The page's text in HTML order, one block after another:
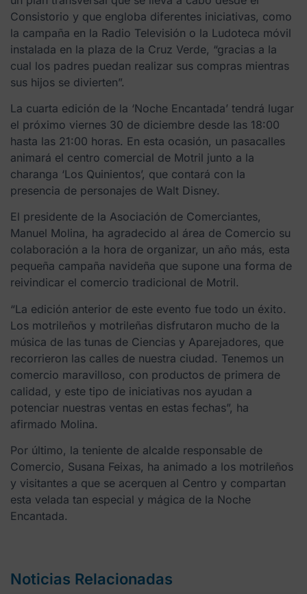
Consistorio y que engloba diferentes iniciativas, como
la campaña en la Radio Televisión o la Ludoteca móvil
instalada en la plaza de la Cruz Verde, “gracias a la
cual los padres puedan realizar sus compras mientras
sus hijos se divierten”.
La cuarta edición de la ‘Noche Encantada’ tendrá lugar
el próximo viernes 30 de diciembre desde las 18:00
hasta las 21:00 horas. En esta ocasión, un pasacalles
animará el centro comercial de Motril junto a la
charanga ‘Los Quinientos’, que contará con la
presencia de personajes de Walt Disney.
El presidente de la Asociación de Comerciantes,
Manuel Molina, ha agradecido al área de Comercio su
colaboración a la hora de organizar, un año más, esta
pequeña campaña navideña que supone una forma de
reivindicar el comercio tradicional de Motril.
“La edición anterior de este evento fue todo un éxito.
Los motrileños y motrileñas disfrutaron mucho de la
música de las tunas de Ciencias y Aparejadores, que
recorrieron las calles de nuestra ciudad. Tenemos un
comercio maravilloso, con productos de primera de
calidad, y este tipo de iniciativas nos ayudan a
potenciar nuestras ventas en estas fechas”, ha
afirmado Molina.
Por último, la teniente de alcalde responsable de
Comercio, Susana Feixas, ha animado a los motrileños
y visitantes a que se acerquen al Centro y compartan
esta velada tan especial y mágica de la Noche
Encantada.
Noticias Relacionadas